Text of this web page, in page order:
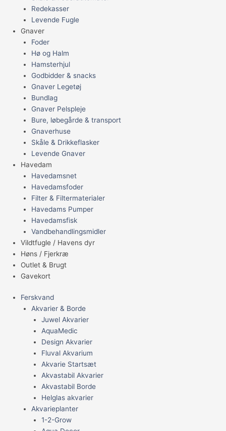
Redekasser
Levende Fugle
Gnaver
Foder
Hø og Halm
Hamsterhjul
Godbidder & snacks
Gnaver Legetøj
Bundlag
Gnaver Pelspleje
Bure, løbegårde & transport
Gnaverhuse
Skåle & Drikkeflasker
Levende Gnaver
Havedam
Havedamsnet
Havedamsfoder
Filter & Filtermaterialer
Havedams Pumper
Havedamsfisk
Vandbehandlingsmidler
Vildtfugle / Havens dyr
Høns / Fjerkræ
Outlet & Brugt
Gavekort
Ferskvand
Akvarier & Borde
Juwel Akvarier
AquaMedic
Design Akvarier
Fluval Akvarium
Akvarie Startsæt
Akvastabil Akvarier
Akvastabil Borde
Helglas akvarier
Akvarieplanter
1-2-Grow